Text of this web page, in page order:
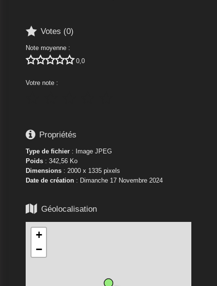
 Votes (0)
Note moyenne :
 0,0
Votre note :
 Propriétés
Type de fichier: Image JPEG
Poids: 342,56 Ko
Dimensions: 2000 x 1335 pixels
Date de création: Dimanche 17 Novembre 2024
 Géolocalisation
+
−